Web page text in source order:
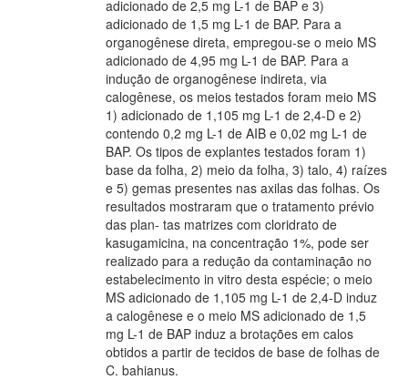
adicionado de 2,5 mg L-1 de BAP e 3)
adicionado de 1,5 mg L-1 de BAP. Para a
organogênese direta, empregou-se o meio MS
adicionado de 4,95 mg L-1 de BAP. Para a
indução de organogênese indireta, via
calogênese, os meios testados foram meio MS
1) adicionado de 1,105 mg L-1 de 2,4-D e 2)
contendo 0,2 mg L-1 de AIB e 0,02 mg L-1 de
BAP. Os tipos de explantes testados foram 1)
base da folha, 2) meio da folha, 3) talo, 4) raízes
e 5) gemas presentes nas axilas das folhas. Os
resultados mostraram que o tratamento prévio
das plan- tas matrizes com cloridrato de
kasugamicina, na concentração 1%, pode ser
realizado para a redução da contaminação no
estabelecimento in vitro desta espécie; o meio
MS adicionado de 1,105 mg L-1 de 2,4-D induz
a calogênese e o meio MS adicionado de 1,5
mg L-1 de BAP induz a brotações em calos
obtidos a partir de tecidos de base de folhas de
C. bahianus.